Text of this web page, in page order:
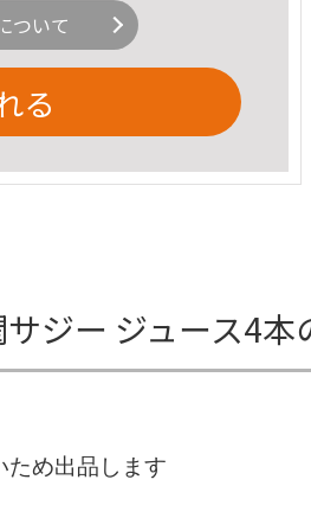
ついて
る
ジー ジュース4本
ため出品します